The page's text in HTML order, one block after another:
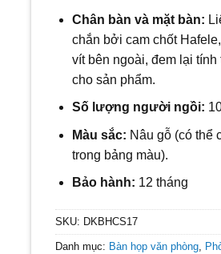
Chân bàn và mặt bàn:
chắn bởi cam chốt
vít bên ngoài, đem lại tính
cho sản phẩm.
Số lượng người ngồi:
Màu sắc: Nâu gỗ (có thể
trong bảng màu).
Bảo hành: 12 tháng
SKU: DKBHCS17
Danh mục: Bàn họp văn phòng,